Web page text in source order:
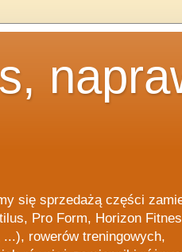
się sprzedażą części
Pro Form, Horizon
rowerów treningowych,